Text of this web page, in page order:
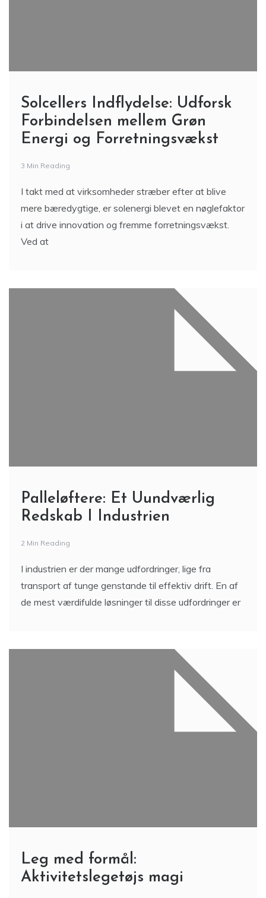
Solcellers Indflydelse: Udforsk
Forbindelsen mellem Grøn
Energi og Forretningsvækst
3 Min Reading
I takt med at virksomheder stræber efter at blive
mere bæredygtige, er solenergi blevet en nøglefaktor
i at drive innovation og fremme forretningsvækst.
Ved at
Palleløftere: Et Uundværlig
Redskab I Industrien
2 Min Reading
I industrien er der mange udfordringer, lige fra
transport af tunge genstande til effektiv drift. En af
de mest værdifulde løsninger til disse udfordringer er
Leg med formål:
Aktivitetslegetøjs magi